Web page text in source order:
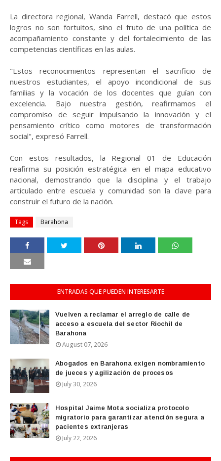
La directora regional, Wanda Farrell, destacó que estos
logros no son fortuitos, sino el fruto de una política de
acompañamiento constante y del fortalecimiento de las
competencias científicas en las aulas.
"Estos reconocimientos representan el sacrificio de
nuestros estudiantes, el apoyo incondicional de sus
familias y la vocación de los docentes que guían con
excelencia. Bajo nuestra gestión, reafirmamos el
compromiso de seguir impulsando la innovación y el
pensamiento crítico como motores de transformación
social", expresó Farrell.
Con estos resultados, la Regional 01 de Educación
reafirma su posición estratégica en el mapa educativo
nacional, demostrando que la disciplina y el trabajo
articulado entre escuela y comunidad son la clave para
construir el futuro de la nación.
Tags Barahona
ENTRADAS QUE PUEDEN INTERESARTE
Vuelven a reclamar el arreglo de calle de
acceso a escuela del sector Riochil de
Barahona
August 07, 2026
Abogados en Barahona exigen nombramiento
de jueces y agilización de procesos
July 30, 2026
Hospital Jaime Mota socializa protocolo
migratorio para garantizar atención segura a
pacientes extranjeras
July 22, 2026